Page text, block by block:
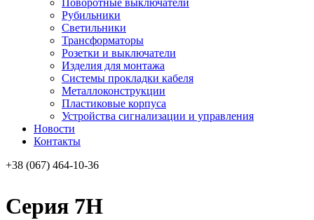
Поворотные выключатели
Рубильники
Светильники
Трансформаторы
Розетки и выключатели
Изделия для монтажа
Системы прокладки кабеля
Металлоконcтрукции
Пластиковые корпуса
Устройства сигнализации и управления
Новости
Контакты
+38 (067) 464-10-36
Серия 7H